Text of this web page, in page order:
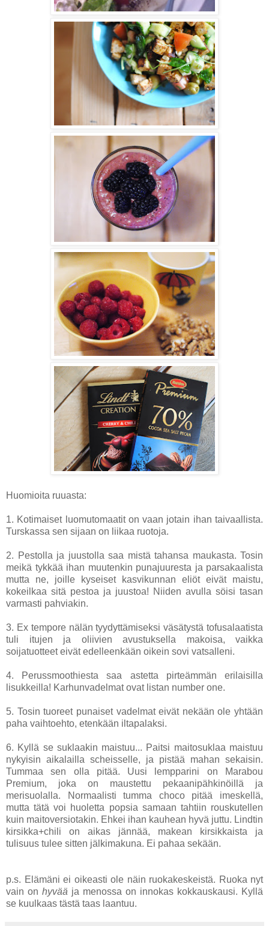
Huomioita ruuasta:
1. Kotimaiset luomutomaatit on vaan jotain ihan taivaallista.
Turskassa sen sijaan on liikaa ruotoja.
2. Pestolla ja juustolla saa mistä tahansa maukasta. Tosin
meikä tykkää ihan muutenkin punajuuresta ja parsakaalista
mutta ne, joille kyseiset kasvikunnan eliöt eivät maistu,
kokeilkaa sitä pestoa ja juustoa! Niiden avulla söisi tasan
varmasti pahviakin.
3. Ex tempore nälän tyydyttämiseksi väsätystä tofusalaatista
tuli itujen ja oliivien avustuksella makoisa, vaikka
soijatuotteet eivät edelleenkään oikein sovi vatsalleni.
4. Perussmoothiesta saa astetta pirteämmän erilaisilla
lisukkeilla! Karhunvadelmat ovat listan number one.
5. Tosin tuoreet punaiset vadelmat eivät nekään ole yhtään
paha vaihtoehto, etenkään iltapalaksi.
6. Kyllä se suklaakin maistuu... Paitsi maitosuklaa maistuu
nykyisin aikalailla scheisselle, ja pistää mahan sekaisin.
Tummaa sen olla pitää. Uusi lempparini on Marabou
Premium, joka on maustettu pekaanipähkinöillä ja
merisuolalla. Normaalisti tumma choco pitää imeskellä,
mutta tätä voi huoletta popsia samaan tahtiin rouskutellen
kuin maitoversiotakin. Ehkei ihan kauhean hyvä juttu. Lindtin
kirsikka+chili on aikas jännää, makean kirsikkaista ja
tulisuus tulee sitten jälkimakuna. Ei pahaa sekään.
p.s. Elämäni ei oikeasti ole näin ruokakeskeistä. Ruoka nyt
vain on hyvää ja menossa on innokas kokkauskausi. Kyllä
se kuulkaas tästä taas laantuu.